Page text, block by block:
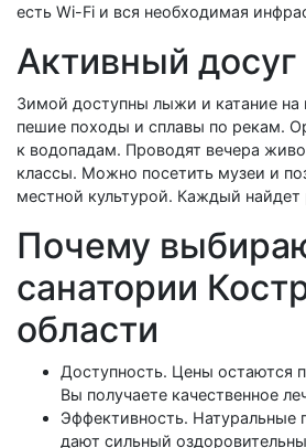
есть Wi-Fi и вся необходимая
Активный досуг
Зимой доступны лыжи и катание на
пешие походы и сплавы по рекам.
к водопадам. Проводят вечера
классы. Можно посетить музеи и
местной культурой. Каждый найдет
Почему
санатории
области
Доступность. Цены остаются
Вы получаете качественное
Эффективность. Натуральные
дают сильный